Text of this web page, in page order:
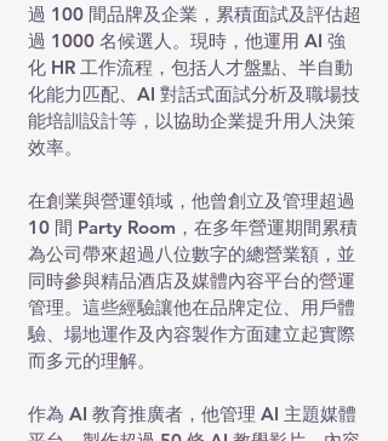
過 100 間品牌及企業，累積面試及評估超
過 1000 名候選人。現時，他運用 AI 強
化 HR 工作流程，包括人才盤點、半自動
化能力匹配、AI 對話式面試分析及職場技
能培訓設計等，以協助企業提升用人決策
效率。
在創業與營運領域，他曾創立及管理超過
10 間 Party Room，在多年營運期間累積
為公司帶來超過八位數字的總營業額，並
同時參與精品酒店及媒體內容平台的營運
管理。這些經驗讓他在品牌定位、用戶體
驗、場地運作及內容製作方面建立起實際
而多元的理解。
作為 AI 教育推廣者，他管理 AI 主題媒體